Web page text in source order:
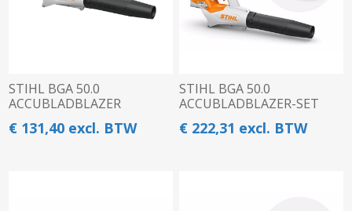
STIHL BGA 50.0
ACCUBLADBLAZER
€ 131,40 excl. BTW
STIHL BGA 50.0
ACCUBLADBLAZER-SET
€ 222,31 excl. BTW